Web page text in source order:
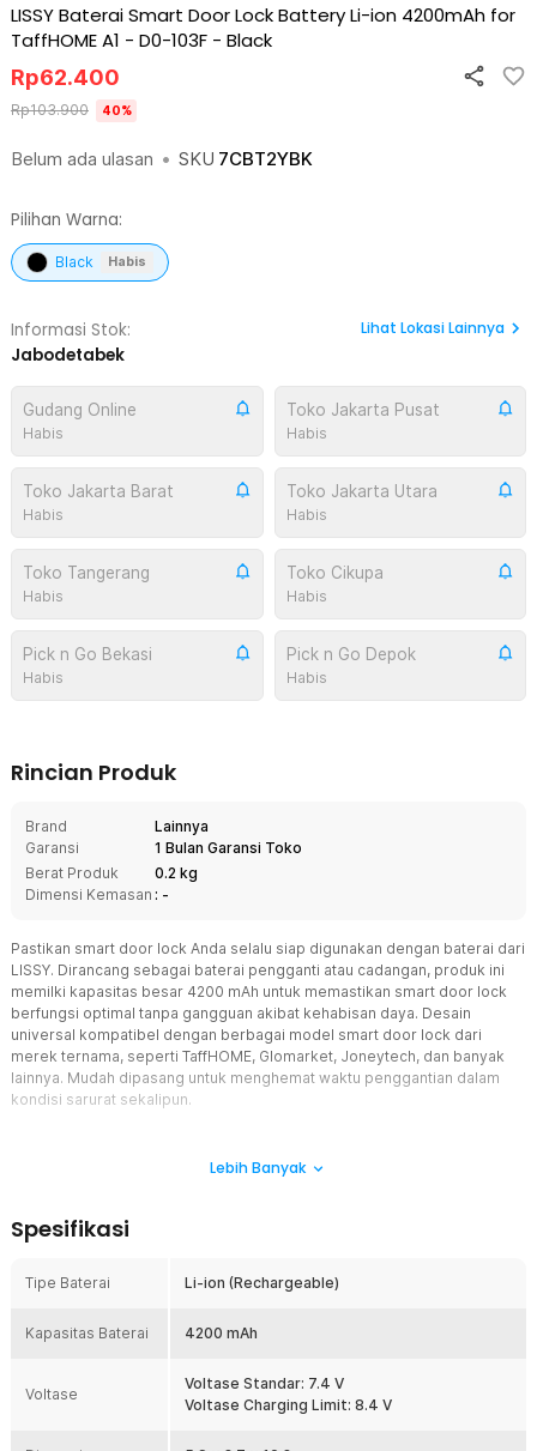
LISSY Baterai Smart Door Lock Battery Li-ion 4200mAh for
TaffHOME A1 - D0-103F - Black
Belum ada ulasan • SKU 7CBT2YBK
Rp62.400
Rp103.900 40%
Pilihan Warna:
Black Habis
Informasi Stok:
Jabodetabek
Lihat Lokasi Lainnya
Gudang Online
Habis
Toko Jakarta Pusat
Habis
Toko Jakarta Barat
Habis
Toko Jakarta Utara
Habis
Toko Tangerang
Habis
Toko Cikupa
Habis
Pick n Go Bekasi
Habis
Pick n Go Depok
Habis
Rincian Produk
Brand
Lainnya
Garansi
1 Bulan Garansi Toko
Berat Produk
0.2 kg
Dimensi Kemasan : -
Pastikan smart door lock Anda selalu siap digunakan dengan baterai dari
LISSY. Dirancang sebagai baterai pengganti atau cadangan, produk ini
memilki kapasitas besar 4200 mAh untuk memastikan smart door lock
berfungsi optimal tanpa gangguan akibat kehabisan daya. Desain
universal kompatibel dengan berbagai model smart door lock dari
merek ternama, seperti TaffHOME, Glomarket, Joneytech, dan banyak
lainnya. Mudah dipasang untuk menghemat waktu penggantian dalam
kondisi sarurat sekalipun.
penggunaan harian smart door lock. Kapasitas besar memastikan
saat.
Baterai smart door lock ini sudah dibekali teknologi lithium-ion atau
elektronik modern. Output listrik yang stabil cegah error sistem,
kegagalan sensor sidik jari, atau masalah kerusakan pada smart
Lebih Banyak
Spesifikasi
Tipe Baterai Li-ion (Rechargeable)
Kapasitas Baterai 4200 mAh
Voltase
Voltase Standar: 7.4 V
Voltase Charging Limit: 8.4 V